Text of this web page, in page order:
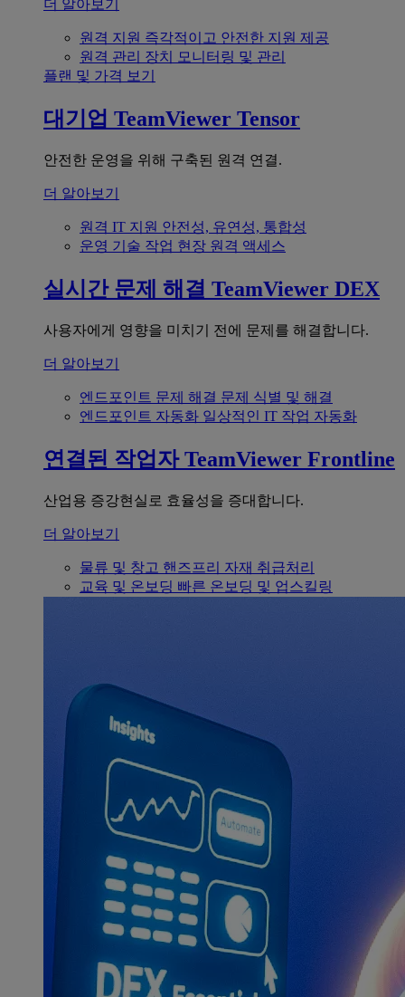
더 알아보기
원격 지원 즉각적이고 안전한 지원 제공
원격 관리 장치 모니터링 및 관리
플랜 및 가격 보기
대기업 TeamViewer Tensor
안전한 운영을 위해 구축된 원격 연결.
더 알아보기
원격 IT 지원 안전성, 유연성, 통합성
운영 기술 작업 현장 원격 액세스
실시간 문제 해결 TeamViewer DEX
사용자에게 영향을 미치기 전에 문제를 해결합니다.
더 알아보기
엔드포인트 문제 해결 문제 식별 및 해결
엔드포인트 자동화 일상적인 IT 작업 자동화
연결된 작업자 TeamViewer Frontline
산업용 증강현실로 효율성을 증대합니다.
더 알아보기
물류 및 창고 핸즈프리 자재 취급처리
교육 및 온보딩 빠른 온보딩 및 업스킬링